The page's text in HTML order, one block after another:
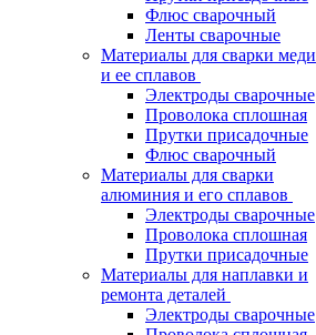
Флюс сварочный
Ленты сварочные
Материалы для сварки меди
и ее сплавов
Электроды сварочные
Проволока сплошная
Прутки присадочные
Флюс сварочный
Материалы для сварки
алюминия и его сплавов
Электроды сварочные
Проволока сплошная
Прутки присадочные
Материалы для наплавки и
ремонта деталей
Электроды сварочные